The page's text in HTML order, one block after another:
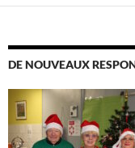
DE NOUVEAUX